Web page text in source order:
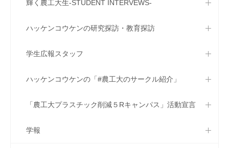
輝く農工大生-STUDENT INTERVEWS-
ハッケンコウケンの研究探訪・教育探訪
学生広報スタッフ
ハッケンコウケンの「#農工大のサークル紹介」
「農工大プラスチック削減５Rキャンパス」活動宣言
学報